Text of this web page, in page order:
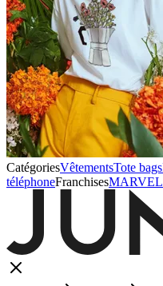
CatégoriesVêtementsTote bags
téléphoneFranchisesMARVEL